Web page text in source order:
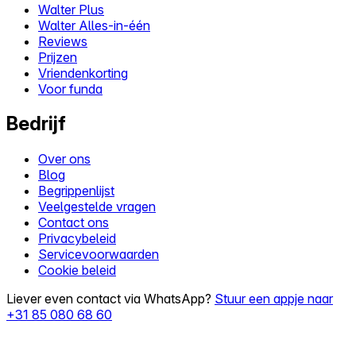
Walter Plus
Walter Alles-in-één
Reviews
Prijzen
Vriendenkorting
Voor funda
Bedrijf
Over ons
Blog
Begrippenlijst
Veelgestelde vragen
Contact ons
Privacybeleid
Servicevoorwaarden
Cookie beleid
Liever even contact via WhatsApp? Stuur een appje naar
+31 85 080 68 60